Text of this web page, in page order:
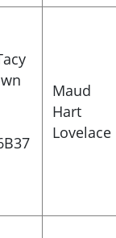
Maud
Hart
Lovelace